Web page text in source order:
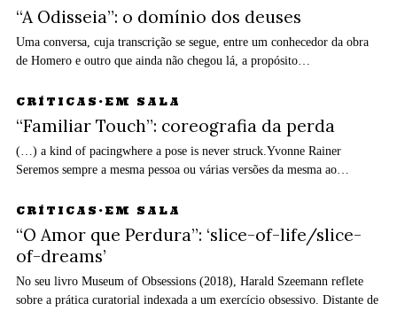
“A Odisseia”: o domínio dos deuses
Uma conversa, cuja transcrição se segue, entre um conhecedor da obra
de Homero e outro que ainda não chegou lá, a propósito…
CRÍTICAS · EM SALA
“Familiar Touch”: coreografia da perda
(…) a kind of pacingwhere a pose is never struck.Yvonne Rainer
Seremos sempre a mesma pessoa ou várias versões da mesma ao…
CRÍTICAS · EM SALA
“O Amor que Perdura”: ‘slice-of-life/slice-
of-dreams’
No seu livro Museum of Obsessions (2018), Harald Szeemann reflete
sobre a prática curatorial indexada a um exercício obsessivo. Distante de